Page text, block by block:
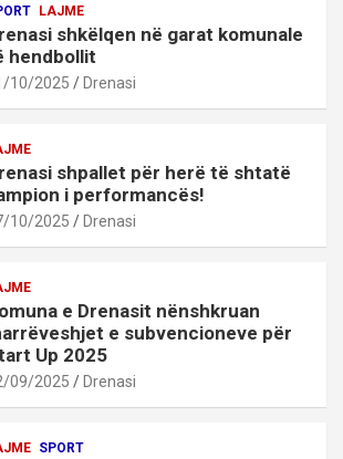
LAJME
shkëlqen në garat komunale
hendbollit
10/2025 Drenasi
shpallet për herë të shtatë
i performancës!
10/2025 Drenasi
e Drenasit nënshkruan
e subvencioneve për
Up 2025
09/2025 Drenasi
SPORT